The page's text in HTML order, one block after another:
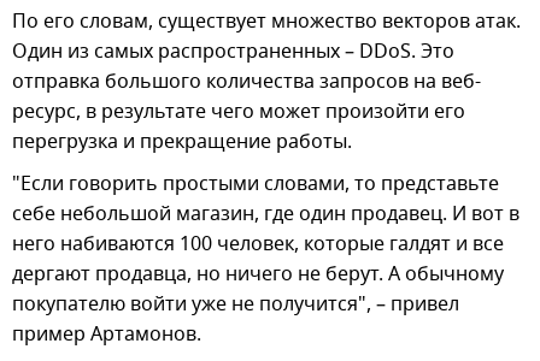
По его словам, существует множество векторов атак.
Один из самых распространенных – DDoS. Это
отправка большого количества запросов на веб-
ресурс, в результате чего может произойти его
перегрузка и прекращение работы.
"Если говорить простыми словами, то представьте
себе небольшой магазин, где один продавец. И вот в
него набиваются 100 человек, которые галдят и все
дергают продавца, но ничего не берут. А обычному
покупателю войти уже не получится", – привел
пример Артамонов.